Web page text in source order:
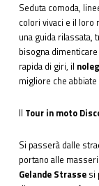
Seduta comoda,
colori vivaci e il loro
una guida rilassata,
bisogna
rapida di giri, il
migliore che
Il Tour in moto
Si passerà dalle
portano alle
Gelande Strassesi